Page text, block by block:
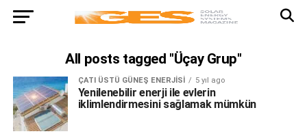
All posts tagged "Üçay Grup"
ÇATI ÜSTÜ GÜNEŞ ENERJISI 5 yıl ago
Yenilenebilir enerji ile evlerin
iklimlendirmesini sağlamak mümkün